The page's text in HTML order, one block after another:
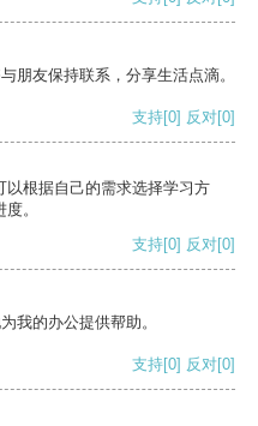
朋友保持联系，分享生活点滴。
支持[0] 反对[0]
根据自己的需求选择学习方
。
支持[0] 反对[0]
我的办公提供帮助。
支持[0] 反对[0]